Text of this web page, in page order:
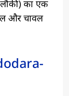
का एक
और चावल